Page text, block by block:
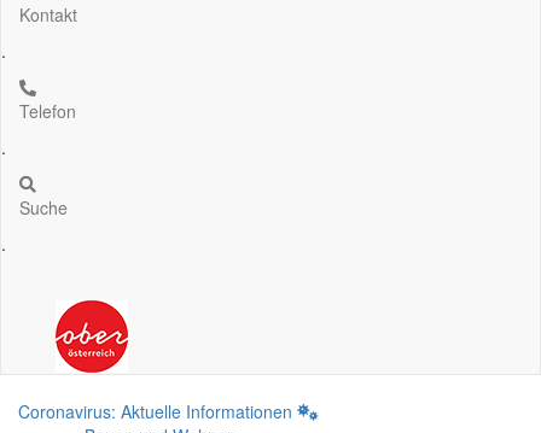
Kontakt
.
Telefon
.
Suche
.
Coronavirus: Aktuelle Informationen